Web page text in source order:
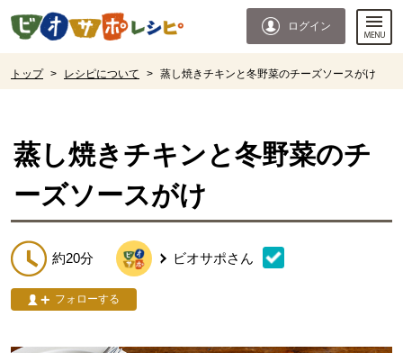
ページの先頭です。
ログイン
トップ > レシピについて > 蒸し焼きチキンと冬野菜のチーズソースがけ
蒸し焼きチキンと冬野菜のチ
ーズソースがけ
約20分 ビオサポさん
フォローする